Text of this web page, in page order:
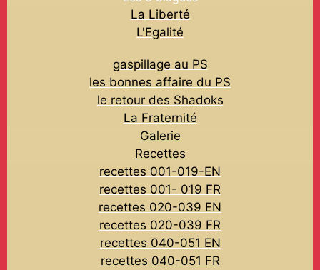
La Liberté
L'Egalité
gaspillage au PS
les bonnes affaire du PS
le retour des Shadoks
La Fraternité
Galerie
Recettes
recettes 001-019-EN
recettes 001- 019 FR
recettes 020-039 EN
recettes 020-039 FR
recettes 040-051 EN
recettes 040-051 FR